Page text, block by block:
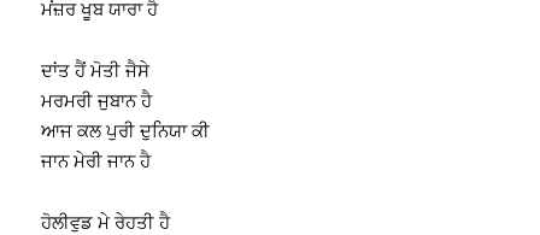
ਮਂਜ਼ਰ ਖੂਬ ਯਾਰਾ ਹੈ
ਦਾਂਤ ਹੈਂ ਮੋਤੀ ਜੈਸੇ
ਮਰਮਰੀ ਜੁਬਾਨ ਹੈ
ਆਜ ਕਲ ਪੁਰੀ ਦੁਨਿਯਾ ਕੀ
ਜਾਨ ਮੇਰੀ ਜਾਨ ਹੈ
ਹੋਲੀਵੁਡ ਮੇ ਰੇਹਤੀ ਹੈ